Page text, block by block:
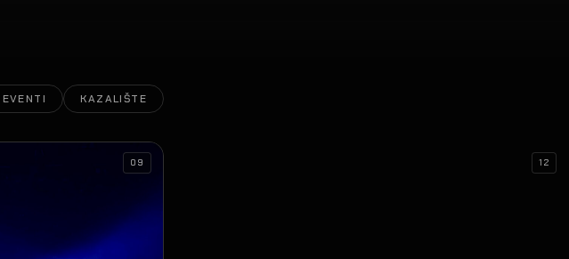
KAZALIŠTE
09 12